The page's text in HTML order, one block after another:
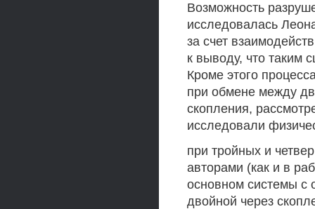
Возможность
исследовалась
за счет
к выводу, что таким
Кроме этого
при обмене между
скопления,
исследовали
при тройных и
авторами (как и в
основном системы с
двойной через